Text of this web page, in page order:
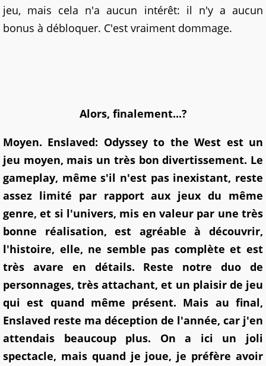
jeu, mais cela n'a aucun intérêt: il n'y a aucun
bonus à débloquer. C'est vraiment dommage.
Alors, finalement...?
Moyen. Enslaved: Odyssey to the West est un
jeu moyen, mais un très bon divertissement. Le
gameplay, même s'il n'est pas inexistant, reste
assez limité par rapport aux jeux du même
genre, et si l'univers, mis en valeur par une très
bonne réalisation, est agréable à découvrir,
l'histoire, elle, ne semble pas complète et est
très avare en détails. Reste notre duo de
personnages, très attachant, et un plaisir de jeu
qui est quand même présent. Mais au final,
Enslaved reste ma déception de l'année, car j'en
attendais beaucoup plus. On a ici un joli
spectacle, mais quand je joue, je préfère avoir